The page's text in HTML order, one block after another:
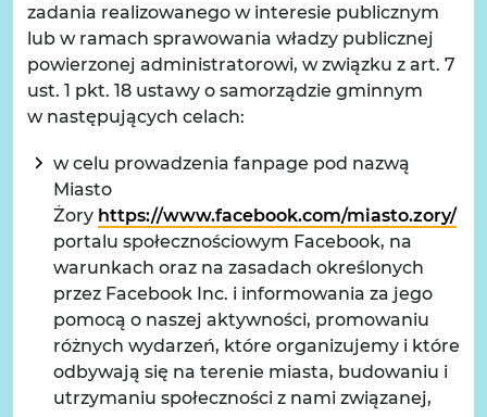
zadania realizowanego w interesie publicznym
lub w ramach sprawowania władzy publicznej
powierzonej administratorowi, w związku z art. 7
ust. 1 pkt. 18 ustawy o samorządzie gminnym
w następujących celach:
w celu prowadzenia fanpage pod nazwą
Miasto
Żory https://www.facebook.com/miasto.zory/na
portalu społecznościowym Facebook, na
warunkach oraz na zasadach określonych
przez Facebook Inc. i informowania za jego
pomocą o naszej aktywności, promowaniu
różnych wydarzeń, które organizujemy i które
odbywają się na terenie miasta, budowaniu i
utrzymaniu społeczności z nami związanej,